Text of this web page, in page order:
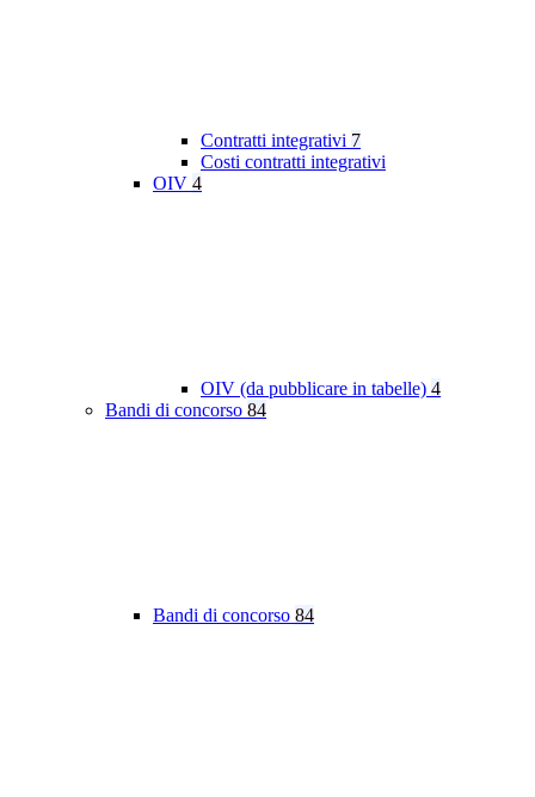
Contratti integrativi 7
Costi contratti integrativi
OIV 4
OIV (da pubblicare in tabelle) 4
Bandi di concorso 84
Bandi di concorso 84